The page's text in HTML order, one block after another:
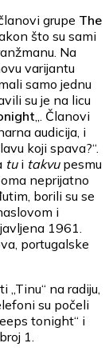
grupe The
što su sami
Na
varijantu
samo jednu
su je na licu
„. Članovi
audicija, i
koji spava?“.
tui takvupesmu
neprijatno
borili su se
i
1961.
portugalske
„Tinu“ na radiju,
su počeli
tonight“ i
1.